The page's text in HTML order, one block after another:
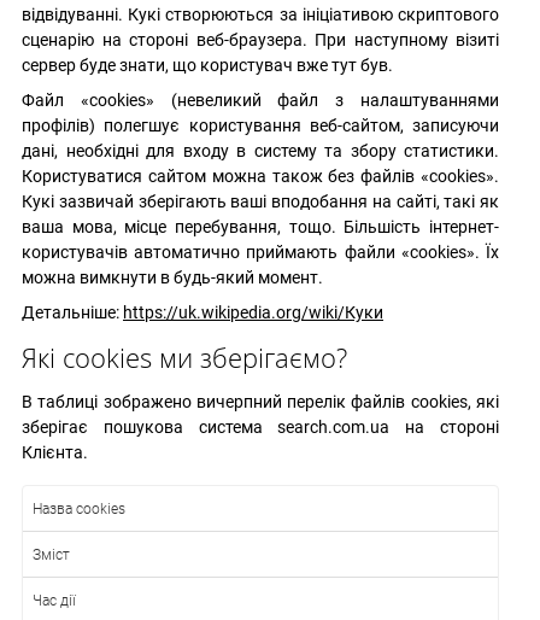
відвідуванні. Кукі створюються за ініціативою скриптового
сценарію на стороні веб-браузера. При наступному візиті
сервер буде знати, що користувач вже тут був.
Файл «cookies» (невеликий файл з налаштуваннями
профілів) полегшує користування веб-сайтом, записуючи
дані, необхідні для входу в систему та збору статистики.
Користуватися сайтом можна також без файлів «cookies».
Кукі зазвичай зберігають ваші вподобання на сайті, такі як
ваша мова, місце перебування, тощо. Більшість інтернет-
користувачів автоматично приймають файли «cookies». Їх
можна вимкнути в будь-який момент.
Детальніше: https://uk.wikipedia.org/wiki/Куки
Які cookies ми зберігаємо?
В таблиці зображено вичерпний перелік файлів cookies, які
зберігає пошукова система search.com.ua на стороні
Клієнта.
Назва cookies
Зміст
Час дії